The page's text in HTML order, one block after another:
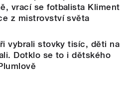
vrací se fotbalista Kliment
z mistrovství světa
vybrali stovky tisíc, děti na
Dotklo se to i dětského